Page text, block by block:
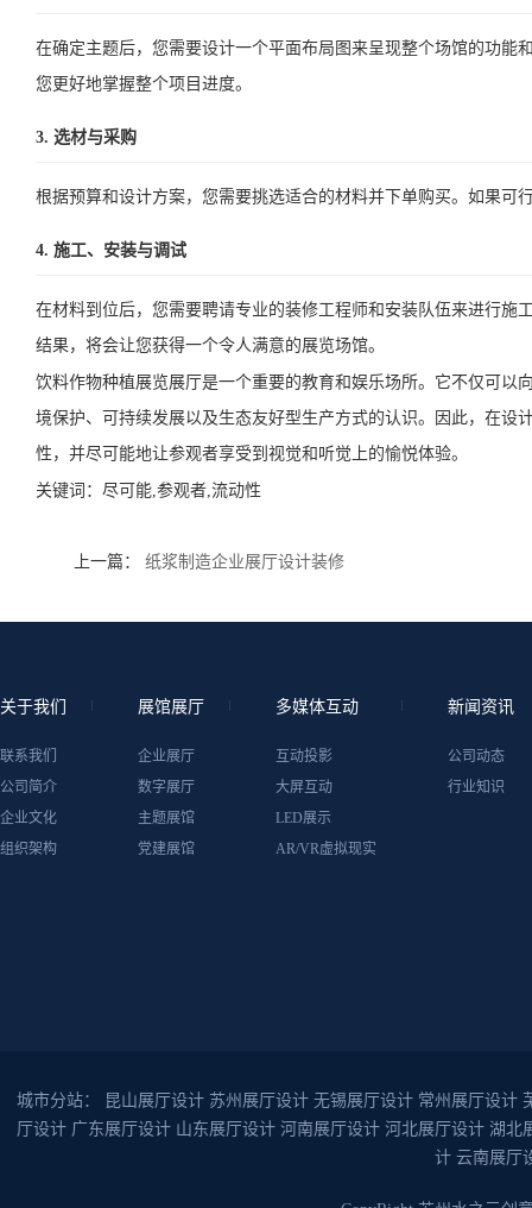
在确定主题后，您需要设计一个平面布局图来呈现整个场馆的功
您更好地掌握整个项目进度。
3. 选材与采购
根据预算和设计方案，您需要挑选适合的材料并下单购买。如果可
4. 施工、安装与调试
在材料到位后，您需要聘请专业的装修工程师和安装队伍来进行
结果，将会让您获得一个令人满意的展览场馆。
饮料作物种植展览展厅是一个重要的教育和娱乐场所。它不仅可
境保护、可持续发展以及生态友好型生产方式的认识。因此，在
性，并尽可能地让参观者享受到视觉和听觉上的愉悦体验。
关键词： 尽可能,参观者,流动性
上一篇： 纸浆制造企业展厅设计装修
关于我们
联系我们
公司简介
企业文化
组织架构
展馆展厅
企业展厅
数字展厅
主题展馆
党建展馆
多媒体互动
互动投影
大屏互动
LED展示
AR/VR虚拟现实
新闻资讯
公司动态
行业知识
城市分站： 昆山展厅设计 苏州展厅设计 无锡展厅设计 常州展厅设计
厅设计 广东展厅设计 山东展厅设计 河南展厅设计 河北展厅设计 湖北
计 云南展厅